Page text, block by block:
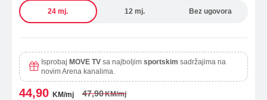
IZDVAJAMO
24 mj. 12 mj. Bez ugovora
Isprobaj MOVE TV sa najboljim sportskim sadržajima na
novim Arena kanalima.
44,90 KM/mj 47,90KM/mj